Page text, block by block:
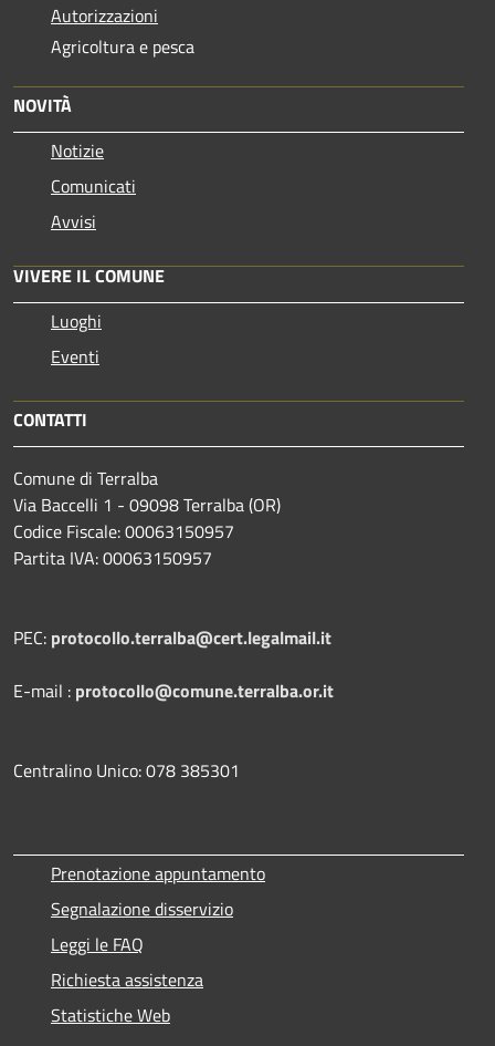
Autorizzazioni
Agricoltura e pesca
NOVITÀ
Notizie
Comunicati
Avvisi
VIVERE IL COMUNE
Luoghi
Eventi
CONTATTI
Comune di Terralba
Via Baccelli 1 - 09098 Terralba (OR)
Codice Fiscale: 00063150957
Partita IVA: 00063150957
PEC: protocollo.terralba@cert.legalmail.it
E-mail : protocollo@comune.terralba.or.it
Centralino Unico: 078 385301
Prenotazione appuntamento
Segnalazione disservizio
Leggi le FAQ
Richiesta assistenza
Statistiche Web